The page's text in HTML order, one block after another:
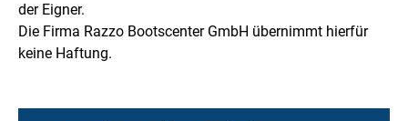
der Eigner.
Die Firma Razzo Bootscenter GmbH übernimmt hierfür
keine Haftung.